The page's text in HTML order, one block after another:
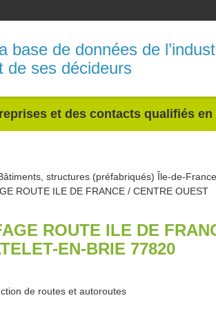
base de données de
de ses décideurs
et des contacts qualifiés
structures (préfabriqués) Île-de-France
ROUTE ILE DE FRANCE / CENTRE OUEST
ROUTE ILE DE
EN-BRIE 77820
de routes et autoroutes